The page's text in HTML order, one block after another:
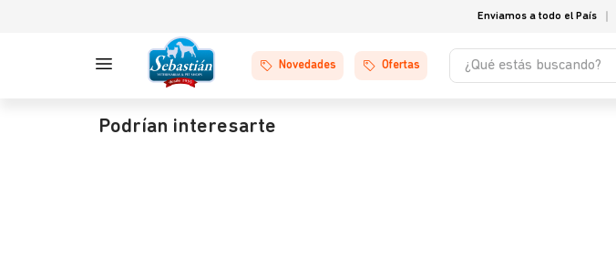
Enviamos a todo el País
Novedades Ofertas
¿Qué estás buscando?
Podrían interesarte